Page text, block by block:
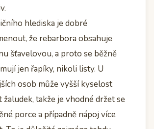
hlediska je dobré
že rebarbora obsahuje
šťavelovou, a proto se běžně
jen řapíky, nikoli listy. U
osob může vyšší kyselost
žaludek, takže je vhodné držet se
porce a případně nápoj více